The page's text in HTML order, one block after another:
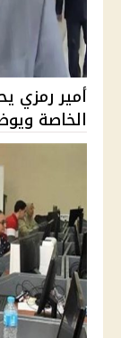
أمير رمزي
الخاصة